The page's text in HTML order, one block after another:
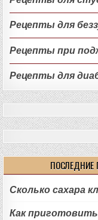
Рецепты для
Рецепты при
Рецепты для
ПОСЛЕДНИЕ
Сколько сахара
Как